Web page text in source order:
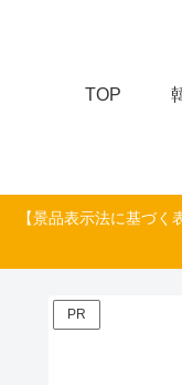
TOP
【景品表示法に基づ
PR